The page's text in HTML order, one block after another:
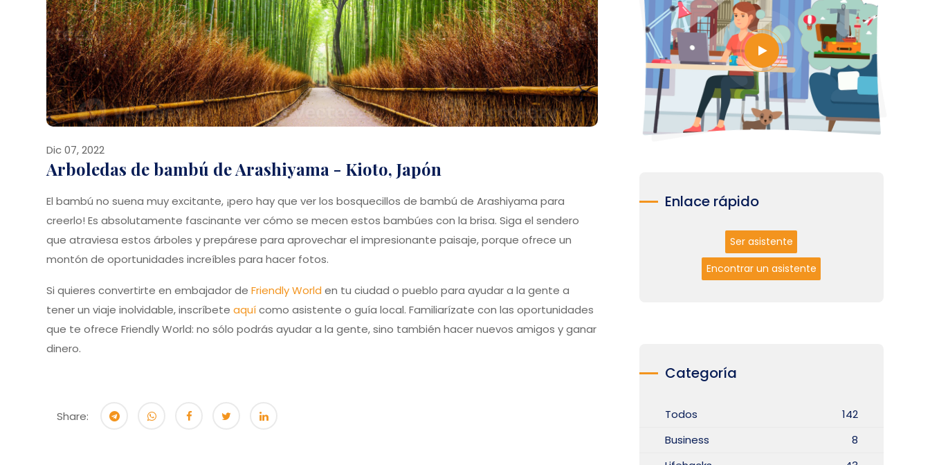
Dic 07, 2022
Arboledas de bambú de Arashiyama - Kioto, Japón
El bambú no suena muy excitante, ¡pero hay que ver los bosquecillos de bambú de Arashiyama para
creerlo! Es absolutamente fascinante ver cómo se mecen estos bambúes con la brisa. Siga el sendero
que atraviesa estos árboles y prepárese para aprovechar el impresionante paisaje, porque ofrece un
montón de oportunidades increíbles para hacer fotos.
Si quieres convertirte en embajador de Friendly World en tu ciudad o pueblo para ayudar a la gente a
tener un viaje inolvidable, inscríbete aquícomo asistente o guía local. Familiarízate con las oportunidades
que te ofrece Friendly World: no sólo podrás ayudar a la gente, sino también hacer nuevos amigos y ganar
dinero.
Share:
Enlace rápido
Ser asistente
Encontrar un asistente
Categoría
Todos
142
Business
8